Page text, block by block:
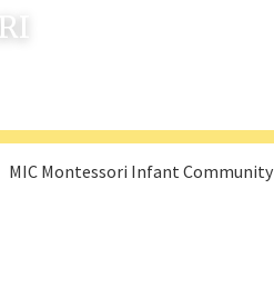
MIC Montessori Infant Community